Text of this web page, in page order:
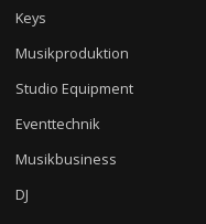
Keys
Musikproduktion
Studio Equipment
Eventtechnik
Musikbusiness
DJ